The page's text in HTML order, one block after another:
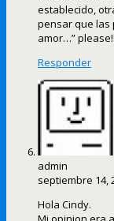
establecido,
pensar que las
amor…” please!!
Responder
admin
septiembre 14,
Hola Cindy.